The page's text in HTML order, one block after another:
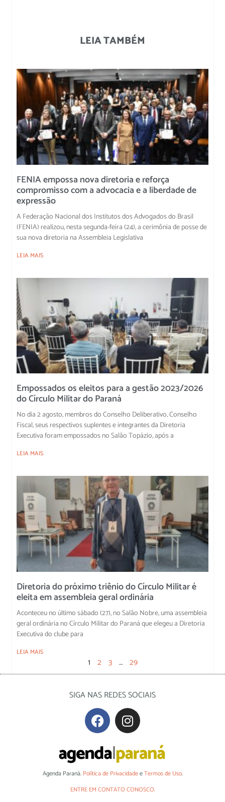
LEIA TAMBÉM
FENIA empossa nova diretoria e reforça
compromisso com a advocacia e a liberdade de
expressão
A Federação Nacional dos Institutos dos Advogados do Brasil
(FENIA) realizou, nesta segunda-feira (24), a cerimônia de posse de
sua nova diretoria na Assembleia Legislativa
LEIA MAIS
Empossados os eleitos para a gestão 2023/2026
do Círculo Militar do Paraná
No dia 2 agosto, membros do Conselho Deliberativo, Conselho
Fiscal, seus respectivos suplentes e integrantes da Diretoria
Executiva foram empossados no Salão Topázio, após a
LEIA MAIS
Diretoria do próximo triênio do Círculo Militar é
eleita em assembleia geral ordinária
Aconteceu no último sábado (27), no Salão Nobre, uma assembleia
geral ordinária no Círculo Militar do Paraná que elegeu a Diretoria
Executiva do clube para
LEIA MAIS
1 2 3 … 29
SIGA NAS REDES SOCIAIS
Agenda Paraná. Política de PrivacidadeeTermos de Uso.
ENTRE EM CONTATO CONOSCO.